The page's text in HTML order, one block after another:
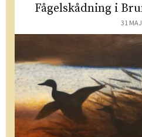
Fågelskådning i
31 MAJ